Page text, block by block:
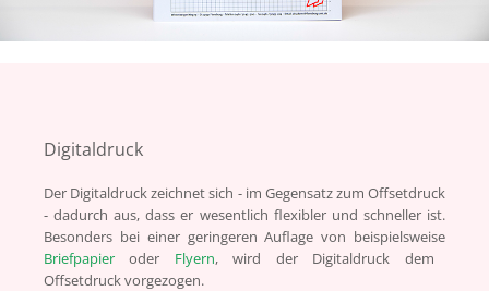
Digitaldruck
Der Digitaldruck zeichnet sich - im Gegensatz zum Offsetdruck
- dadurch aus, dass er wesentlich flexibler und schneller ist.
Besonders bei einer geringeren Auflage von beispielsweise
Briefpapier oder Flyern, wird der Digitaldruck dem
Offsetdruck vorgezogen.